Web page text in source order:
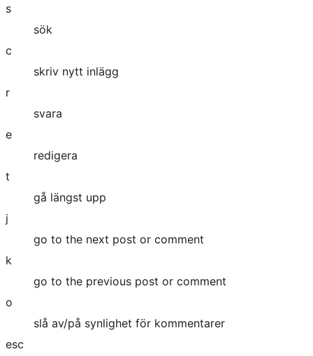
s
sök
c
skriv nytt inlägg
r
svara
e
redigera
t
gå längst upp
j
go to the next post or comment
k
go to the previous post or comment
o
slå av/på synlighet för kommentarer
esc